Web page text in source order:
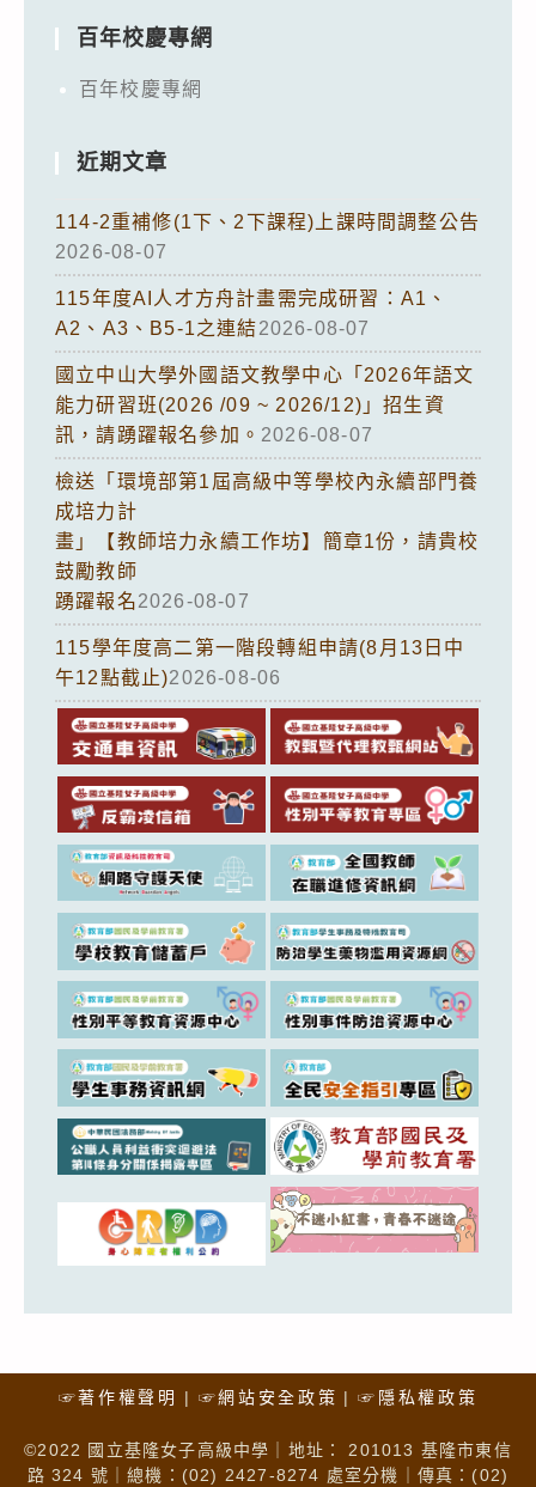
百年校慶專網
百年校慶專網
近期文章
114-2重補修(1下、2下課程)上課時間調整公告
2026-08-07
115年度AI人才方舟計畫需完成研習：A1、
A2、A3、B5-1之連結2026-08-07
國立中山大學外國語文教學中心「2026年語文
能力研習班(2026 /09 ~ 2026/12)」招生資
訊，請踴躍報名參加。 2026-08-07
檢送「環境部第1屆高級中等學校內永續部門養
成培力計
畫」【教師培力永續工作坊】簡章1份，請貴校
鼓勵教師
踴躍報名2026-08-07
115學年度高二第一階段轉組申請(8月13日中
午12點截止)2026-08-06
☞著作權聲明 ☞網站安全政策 ☞隱私權政策
©2022 國立基隆女子高級中學｜地址： 201013 基隆市東信
路 324 號｜總機：(02) 2427-8274 處室分機｜傳真：(02)